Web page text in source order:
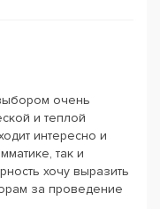
очень
и теплой
интересно и
так и
хочу выразить
за проведение